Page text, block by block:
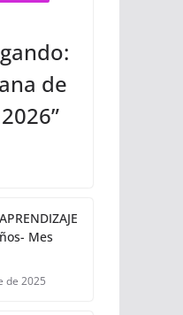
de
Mes
de 2025